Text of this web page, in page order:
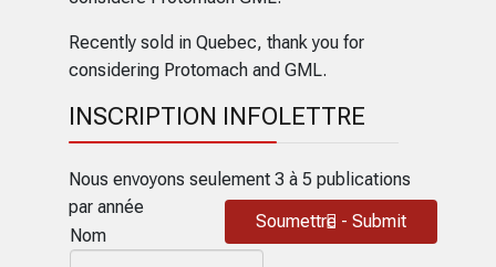
Recently sold in Quebec, thank you for
considering Protomach and GML.
INSCRIPTION INFOLETTRE
Nous envoyons seulement 3 à 5 publications
par année
Nom
Soumettre - Submit